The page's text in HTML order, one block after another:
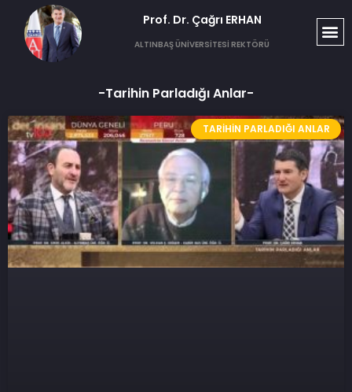
Prof. Dr. Çağrı ERHAN​
ALTINBAŞ ÜNİVERSİTESİ REKTÖRÜ
-Tarihin Parladığı Anlar-
TARIHIN PARLADIĞI ANLAR